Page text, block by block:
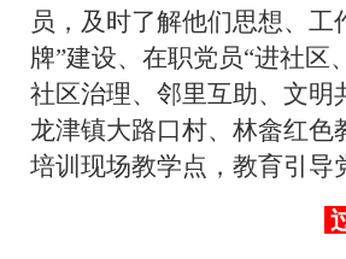
员，及时了解他们思想、
牌”建设、在职党员“进社区
社区治理、邻里互助、文明
龙津镇大路口村、林畲红
培训现场教学点，教育引导